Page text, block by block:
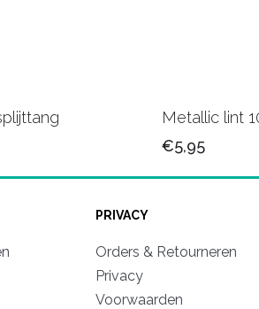
Metallic lint
€5,95
PRIVACY
Orders & Retourneren
Privacy
Voorwaarden